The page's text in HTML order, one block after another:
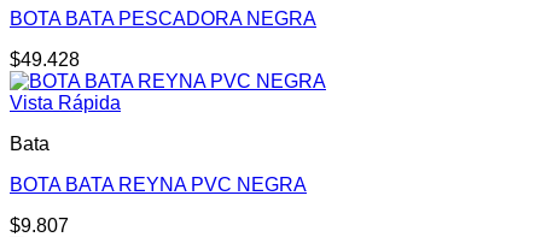
BOTA BATA PESCADORA NEGRA
$49.428
Vista Rápida
Bata
BOTA BATA REYNA PVC NEGRA
$9.807